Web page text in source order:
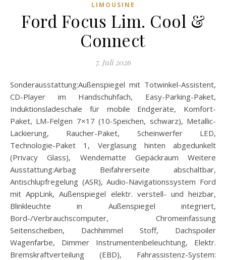
LIMOUSINE
Ford Focus Lim. Cool &
Connect
7. Juli 2026
Sonderausstattung:Außenspiegel mit Totwinkel-Assistent,
CD-Player im Handschuhfach, Easy-Parking-Paket,
Induktionsladeschale für mobile Endgeräte, Komfort-
Paket, LM-Felgen 7×17 (10-Speichen, schwarz), Metallic-
Lackierung, Raucher-Paket, Scheinwerfer LED,
Technologie-Paket 1, Verglasung hinten abgedunkelt
(Privacy Glass), Wendematte Gepäckraum Weitere
Ausstattung:Airbag Beifahrerseite abschaltbar,
Antischlupfregelung (ASR), Audio-Navigationssystem Ford
mit AppLink, Außenspiegel elektr. verstell- und heizbar,
Blinkleuchte in Außenspiegel integriert,
Bord-/Verbrauchscomputer, Chromeinfassung
Seitenscheiben, Dachhimmel Stoff, Dachspoiler
Wagenfarbe, Dimmer Instrumentenbeleuchtung, Elektr.
Bremskraftverteilung (EBD), Fahrassistenz-System: